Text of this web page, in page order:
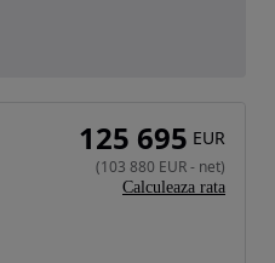
125 695 EUR
(103 880 EUR- net)
Calculeaza rata